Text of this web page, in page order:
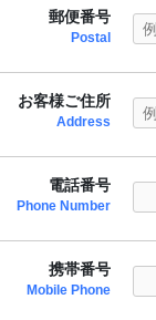
郵便番号
Postal
お客様ご住所
Address
電話番号
Phone Number
携帯番号
Mobile Phone